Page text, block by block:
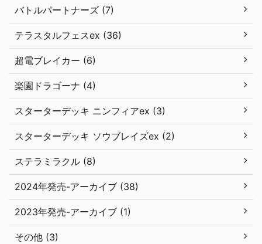
バトルパートナーズ (7)
テラスタルフェスex (36)
超電ブレイカー (6)
楽園ドラゴーナ (4)
スターターデッキ ニンフィアex (3)
スターターデッキ ソウブレイズex (2)
ステラミラクル (8)
2024年発売-アーカイブ (38)
2023年発売-アーカイブ (1)
その他 (3)